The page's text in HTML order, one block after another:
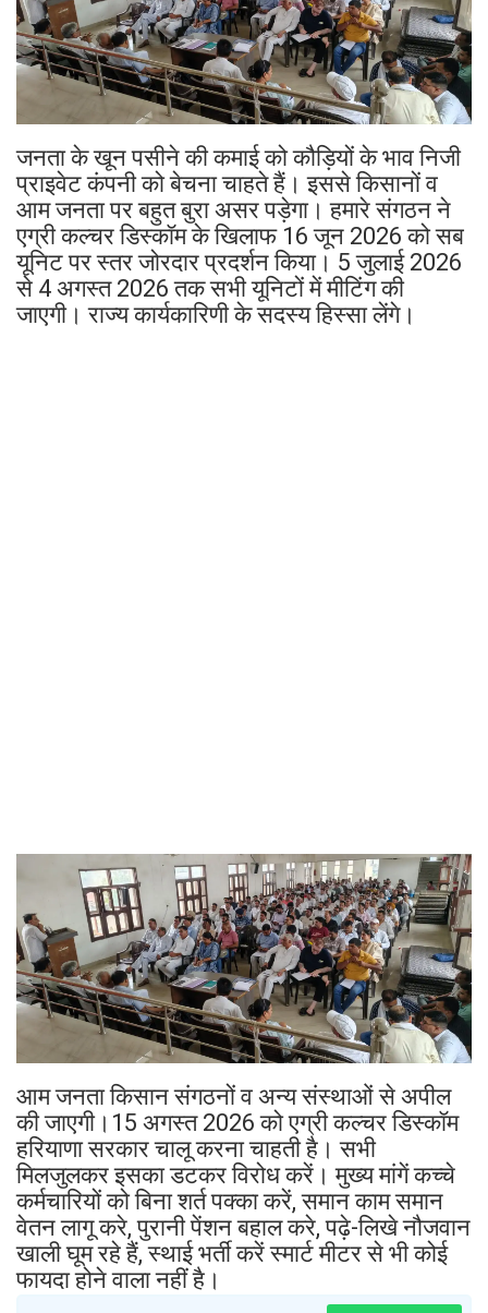
जनता के खून पसीने की कमाई को कौड़ियों के भाव निजी
प्राइवेट कंपनी को बेचना चाहते हैं। इससे किसानों व
आम जनता पर बहुत बुरा असर पड़ेगा। हमारे संगठन ने
एग्री कल्चर डिस्कॉम के खिलाफ 16 जून 2026 को सब
यूनिट पर स्तर जोरदार प्रदर्शन किया। 5 जुलाई 2026
से 4 अगस्त 2026 तक सभी यूनिटों में मीटिंग की
जाएगी। राज्य कार्यकारिणी के सदस्य हिस्सा लेंगे।
आम जनता किसान संगठनों व अन्य संस्थाओं से अपील
की जाएगी।15 अगस्त 2026 को एग्री कल्चर डिस्कॉम
हरियाणा सरकार चालू करना चाहती है। सभी
मिलजुलकर इसका डटकर विरोध करें। मुख्य मांगें कच्चे
कर्मचारियों को बिना शर्त पक्का करें, समान काम समान
वेतन लागू करे, पुरानी पेंशन बहाल करे, पढ़े-लिखे नौजवान
खाली घूम रहे हैं, स्थाई भर्ती करें स्मार्ट मीटर से भी कोई
फायदा होने वाला नहीं है।